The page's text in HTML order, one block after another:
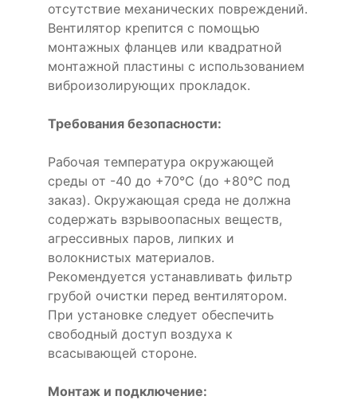
отсутствие механических повреждений.
Вентилятор крепится с помощью
монтажных фланцев или квадратной
монтажной пластины с использованием
виброизолирующих прокладок.
Требования безопасности:
Рабочая температура окружающей
среды от -40 до +70°C (до +80°C под
заказ). Окружающая среда не должна
содержать взрывоопасных веществ,
агрессивных паров, липких и
волокнистых материалов.
Рекомендуется устанавливать фильтр
грубой очистки перед вентилятором.
При установке следует обеспечить
свободный доступ воздуха к
всасывающей стороне.
Монтаж и подключение: